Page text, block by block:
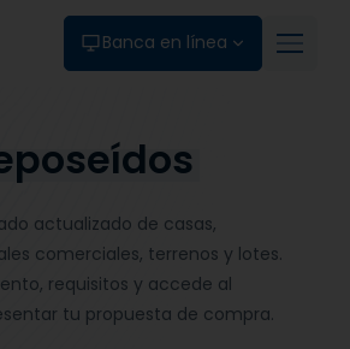
Banca en línea
actualizado de casas,
comerciales, terrenos y lotes.
requisitos y accede al
tu propuesta de compra.